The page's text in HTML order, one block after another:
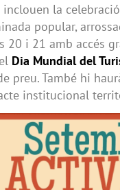
inclouen la
popular,
20 i 21 amb accés
Dia Mundial del
preu. També hi
institucional